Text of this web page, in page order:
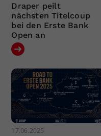
Draper peilt
nächsten Titelcoup
bei den Erste Bank
Open an
17.06.2025